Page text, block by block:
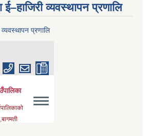
ई–हाजिरी व्यवस्थापन प्रणालि
व्यवस्थापन प्रणालि